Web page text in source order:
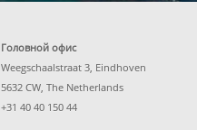
Головной офис
Weegschaalstraat 3, Eindhoven
5632 CW, The Netherlands
+31 40 40 150 44